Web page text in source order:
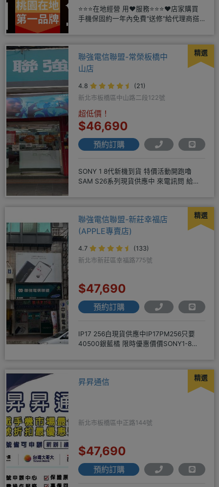
⭐⭐⭐在地經營 用❤️服務⭐⭐⭐❤️店家購買
手機保固約一年內免費"送修"給代理商搭
精選
聯強電信聯盟-常榮板橋中
山店
4.8
(21)
新北市板橋區中山路二段122號
超低價！
$46,690
預約訂購
SONY 1 8代新機到貨 特價活動開跑嚕
SAM S26系列現貨供應中 來電訊問 給你
精選
聯強電信聯盟-新莊幸福店
(APPLE專賣店)
4.7
(133)
新北市新莊區幸福路775號
$47,690
預約訂購
IP17 256白現貨供應中IP17PM256只要
40500銀藍橘 限時優惠價價SONY1-8
精選
昇昇通信
新北市板橋區中正路144號
$47,690
預約訂購